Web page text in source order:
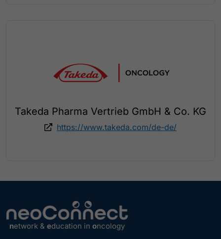
Takeda Pharma Vertrieb GmbH & Co. KG
https://www.takeda.com/de-de/
network & education in oncology